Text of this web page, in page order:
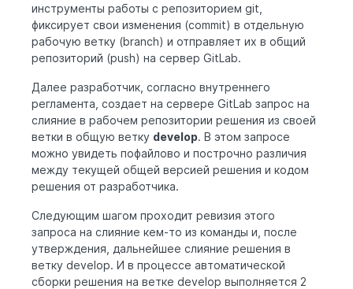
инструменты работы с репозиторием git,
фиксирует свои изменения (commit) в отдельную
рабочую ветку (branch) и отправляет их в общий
репозиторий (push) на сервер GitLab.
Далее разработчик, согласно внутреннего
регламента, создает на сервере GitLab запрос на
слияние в рабочем репозитории решения из своей
ветки в общую ветку develop. В этом запросе
можно увидеть пофайлово и построчно различия
между текущей общей версией решения и кодом
решения от разработчика.
Следующим шагом проходит ревизия этого
запроса на слияние кем-то из команды и, после
утверждения, дальнейшее слияние решения в
ветку develop. И в процессе автоматической
сборки решения на ветке develop выполняется 2